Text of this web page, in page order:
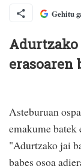
Gehitu
Adurtzako
erasoaren
Asteburuan
emakume batek
"Adurtzako jai
babes osoa